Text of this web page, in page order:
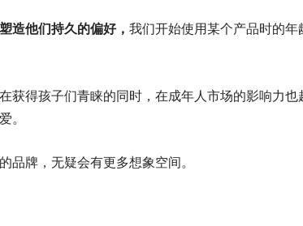
造他们持久的偏好， 我们开始使用某个产品时的
获得孩子们青睐的同时，在成年人市场的影响力
。
品牌，无疑会有更多想象空间。